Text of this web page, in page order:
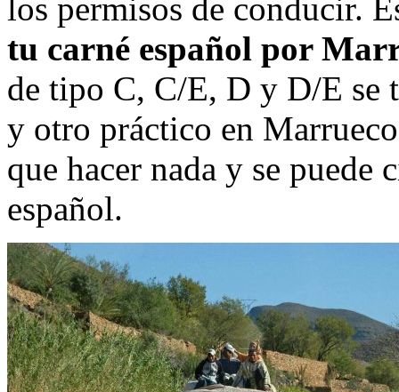
los permisos de conducir.
tu carné español por
de tipo C, C/E, D y D/E se
y otro práctico en
que hacer nada y se puede
español.